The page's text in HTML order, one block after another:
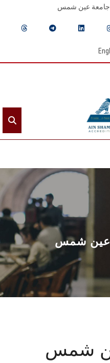
جامعة عين شمس
الرئيسيـة
عن الجامعة
القطاعـات
الشئون الأكاديمية
البحث العلمي
المراكز والوحدات
عين شمس
شمس